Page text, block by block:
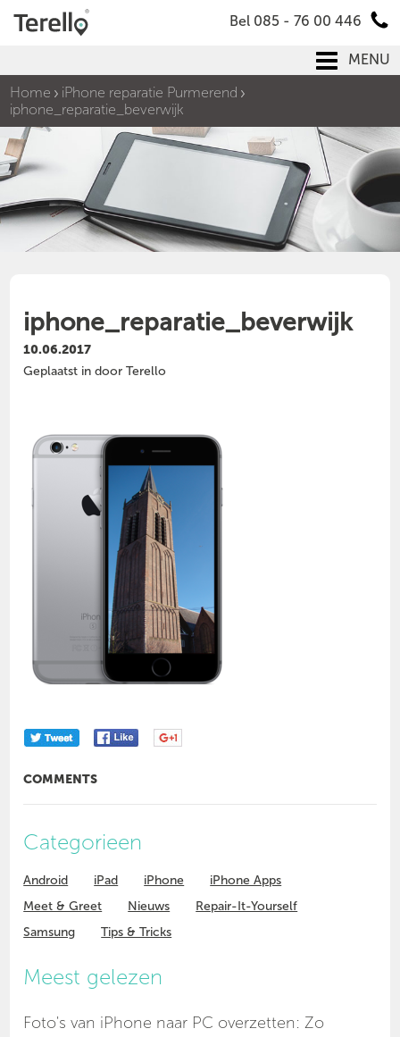
Bel 085 - 76 00 446
MENU
Home
iPhone reparatie Purmerend
iphone_reparatie_beverwijk
iphone_reparatie_beverwijk
10.06.2017
Geplaatst in door Terello
COMMENTS
Categorieen
Android iPad iPhone
iPhone Apps
Meet & Greet
Nieuws
Repair-It-Yourself
Samsung
Tips & Tricks
Meest gelezen
Foto's van iPhone naar PC overzetten: Zo